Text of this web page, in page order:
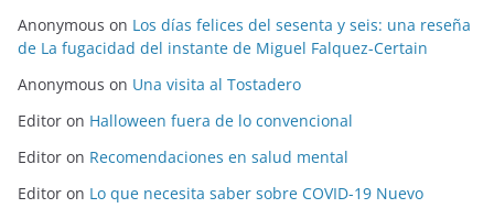
Anonymous on Los días felices del sesenta y seis: una reseña
de La fugacidad del instante de Miguel Falquez-Certain
Anonymous on Una visita al Tostadero
Editor on Halloween fuera de lo convencional
Editor on Recomendaciones en salud mental
Editor on Lo que necesita saber sobre COVID-19 Nuevo